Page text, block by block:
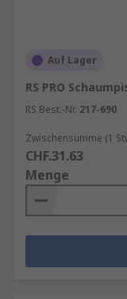
Auf Lager
RS PRO
RS Best.-Nr. 217-690
Zwischensumme (1
CHF.31.63
Menge